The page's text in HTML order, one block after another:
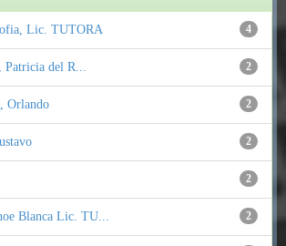
4
Lic. TUTORA
2
Patricia del R...
2
Orlando
2
2
2
Blanca Lic. TU...